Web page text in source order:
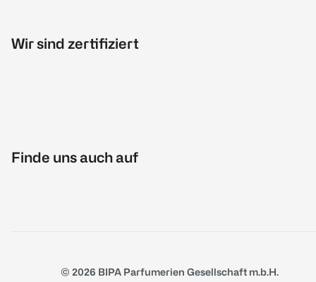
Wir sind zertifiziert
Finde uns auch auf
© 2026 BIPA Parfumerien Gesellschaft m.b.H.